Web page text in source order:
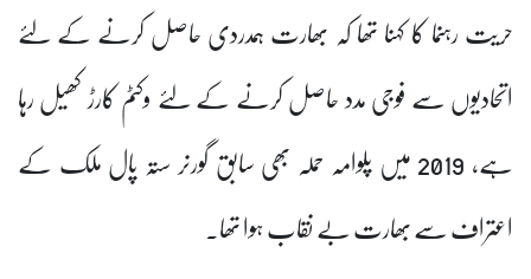
حریت رہنما کا کہنا تھا کہ بھارت ہمدردی حاصل کرنے کے لئے
اتحادیوں سے فوجی مدد حاصل کرنے کے لئے وکٹم کارڑ کھیل رہا
ہے، 2019 میں پلوامہ حملہ بھی سابق گورنر ستہ پال ملک کے
اعتراف سے بھارت بے نقاب ہوا تھا۔